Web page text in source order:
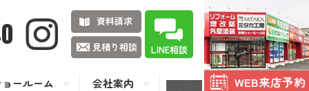
資料請求
見積り相談
LINE相談
WEB来店予約
ールーム 会社案内